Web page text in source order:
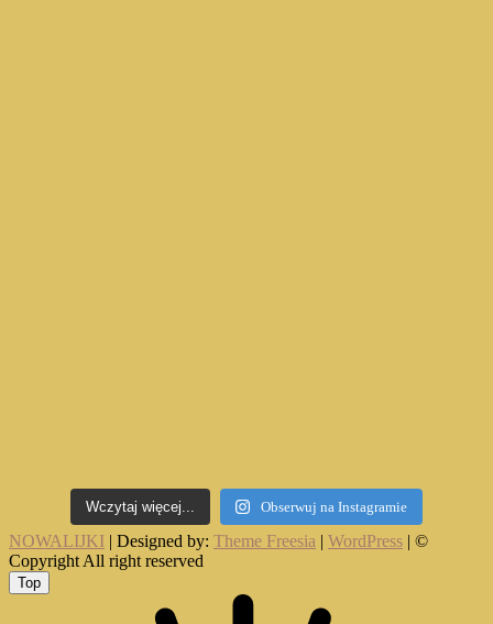
Wczytaj więcej... Obserwuj na Instagramie
NOWALIJKI | Designed by: Theme Freesia | WordPress | ©
Copyright All right reserved
Top